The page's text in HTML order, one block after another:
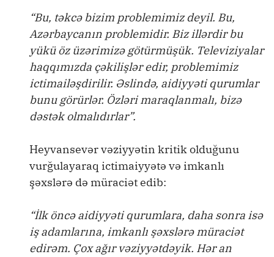
“Bu, təkcə bizim problemimiz deyil. Bu,
Azərbaycanın problemidir. Biz illərdir bu
yükü öz üzərimizə götürmüşük. Televiziyalar
haqqımızda çəkilişlər edir, problemimiz
ictimailəşdirilir. Əslində, aidiyyəti qurumlar
bunu görürlər. Özləri maraqlanmalı, bizə
dəstək olmalıdırlar”.
Heyvansevər vəziyyətin kritik olduğunu
vurğulayaraq ictimaiyyətə və imkanlı
şəxslərə də müraciət edib:
“İlk öncə aidiyyəti qurumlara, daha sonra isə
iş adamlarına, imkanlı şəxslərə müraciət
edirəm. Çox ağır vəziyyətdəyik. Hər an